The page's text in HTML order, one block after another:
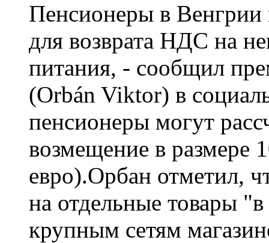
Пенсионеры в Венгрии
для возврата НДС на
питания, - сообщил
(Orbán Viktor) в
пенсионеры могут
возмещение в размере
евро).Орбан отметил,
на отдельные товары
крупным сетям